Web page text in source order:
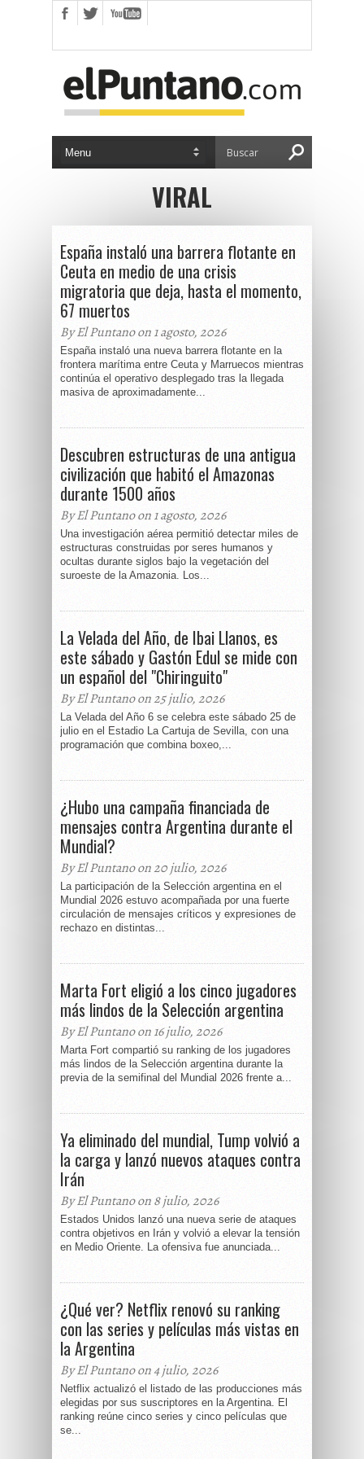
VIRAL
España instaló una barrera flotante en
Ceuta en medio de una crisis
migratoria que deja, hasta el momento,
67 muertos
By El Puntano on 1 agosto, 2026
España instaló una nueva barrera flotante en la
frontera marítima entre Ceuta y Marruecos mientras
continúa el operativo desplegado tras la llegada
masiva de aproximadamente...
Descubren estructuras de una antigua
civilización que habitó el Amazonas
durante 1500 años
By El Puntano on 1 agosto, 2026
Una investigación aérea permitió detectar miles de
estructuras construidas por seres humanos y
ocultas durante siglos bajo la vegetación del
suroeste de la Amazonia. Los...
La Velada del Año, de Ibai Llanos, es
este sábado y Gastón Edul se mide con
un español del "Chiringuito"
By El Puntano on 25 julio, 2026
La Velada del Año 6 se celebra este sábado 25 de
julio en el Estadio La Cartuja de Sevilla, con una
programación que combina boxeo,...
¿Hubo una campaña financiada de
mensajes contra Argentina durante el
Mundial?
By El Puntano on 20 julio, 2026
La participación de la Selección argentina en el
Mundial 2026 estuvo acompañada por una fuerte
circulación de mensajes críticos y expresiones de
rechazo en distintas...
Marta Fort eligió a los cinco jugadores
más lindos de la Selección argentina
By El Puntano on 16 julio, 2026
Marta Fort compartió su ranking de los jugadores
más lindos de la Selección argentina durante la
previa de la semifinal del Mundial 2026 frente a...
Ya eliminado del mundial, Tump volvió a
la carga y lanzó nuevos ataques contra
Irán
By El Puntano on 8 julio, 2026
Estados Unidos lanzó una nueva serie de ataques
contra objetivos en Irán y volvió a elevar la tensión
en Medio Oriente. La ofensiva fue anunciada...
¿Qué ver? Netflix renovó su ranking
con las series y películas más vistas en
la Argentina
By El Puntano on 4 julio, 2026
Netflix actualizó el listado de las producciones más
elegidas por sus suscriptores en la Argentina. El
ranking reúne cinco series y cinco películas que
se...